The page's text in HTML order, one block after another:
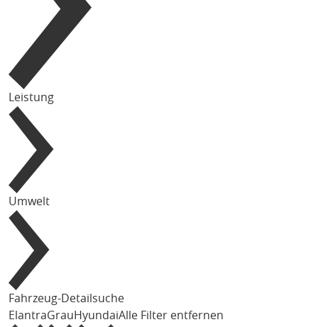
Leistung
Umwelt
Fahrzeug-Detailsuche
ElantraGrauHyundaiAlle Filter entfernen